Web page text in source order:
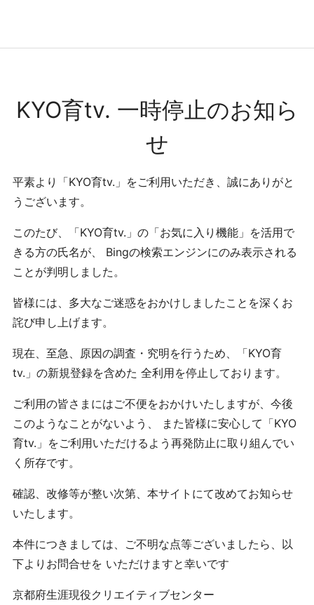
コンテンツへ
ホーム
KYO育tv. 一時停止のお知ら
せ
平素より「KYO育tv.」をご利用いただき、誠にありがと
うございます。
このたび、「KYO育tv.」の「お気に入り機能」を活用で
きる方の氏名が、 Bingの検索エンジンにのみ表示される
ことが判明しました。
皆様には、多大なご迷惑をおかけしましたことを深くお
詫び申し上げます。
現在、至急、原因の調査・究明を行うため、「KYO育
tv.」の新規登録を含めた 全利用を停止しております。
ご利用の皆さまにはご不便をおかけいたしますが、今後
このようなことがないよう、 また皆様に安心して「KYO
育tv.」をご利用いただけるよう再発防止に取り組んでい
く所存です。
確認、改修等が整い次第、本サイトにて改めてお知らせ
いたします。
本件につきましては、ご不明な点等ございましたら、以
下よりお問合せを いただけますと幸いです
京都府生涯現役クリエイティブセンター